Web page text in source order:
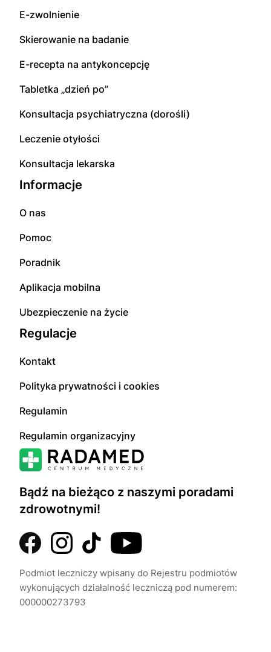
Bądź na bieżąco z naszymi poradami
zdrowotnymi!
Podmiot leczniczy wpisany do Rejestru podmiotów
wykonujących działalność leczniczą pod numerem:
000000273793
E-zwolnienie
Skierowanie na badanie
E-recepta na antykoncepcję
Tabletka „dzień po”
Konsultacja psychiatryczna (dorośli)
Leczenie otyłości
Konsultacja lekarska
Informacje
O nas
Pomoc
Poradnik
Aplikacja mobilna
Ubezpieczenie na życie
Regulacje
Kontakt
Polityka prywatności i cookies
Regulamin
Regulamin organizacyjny